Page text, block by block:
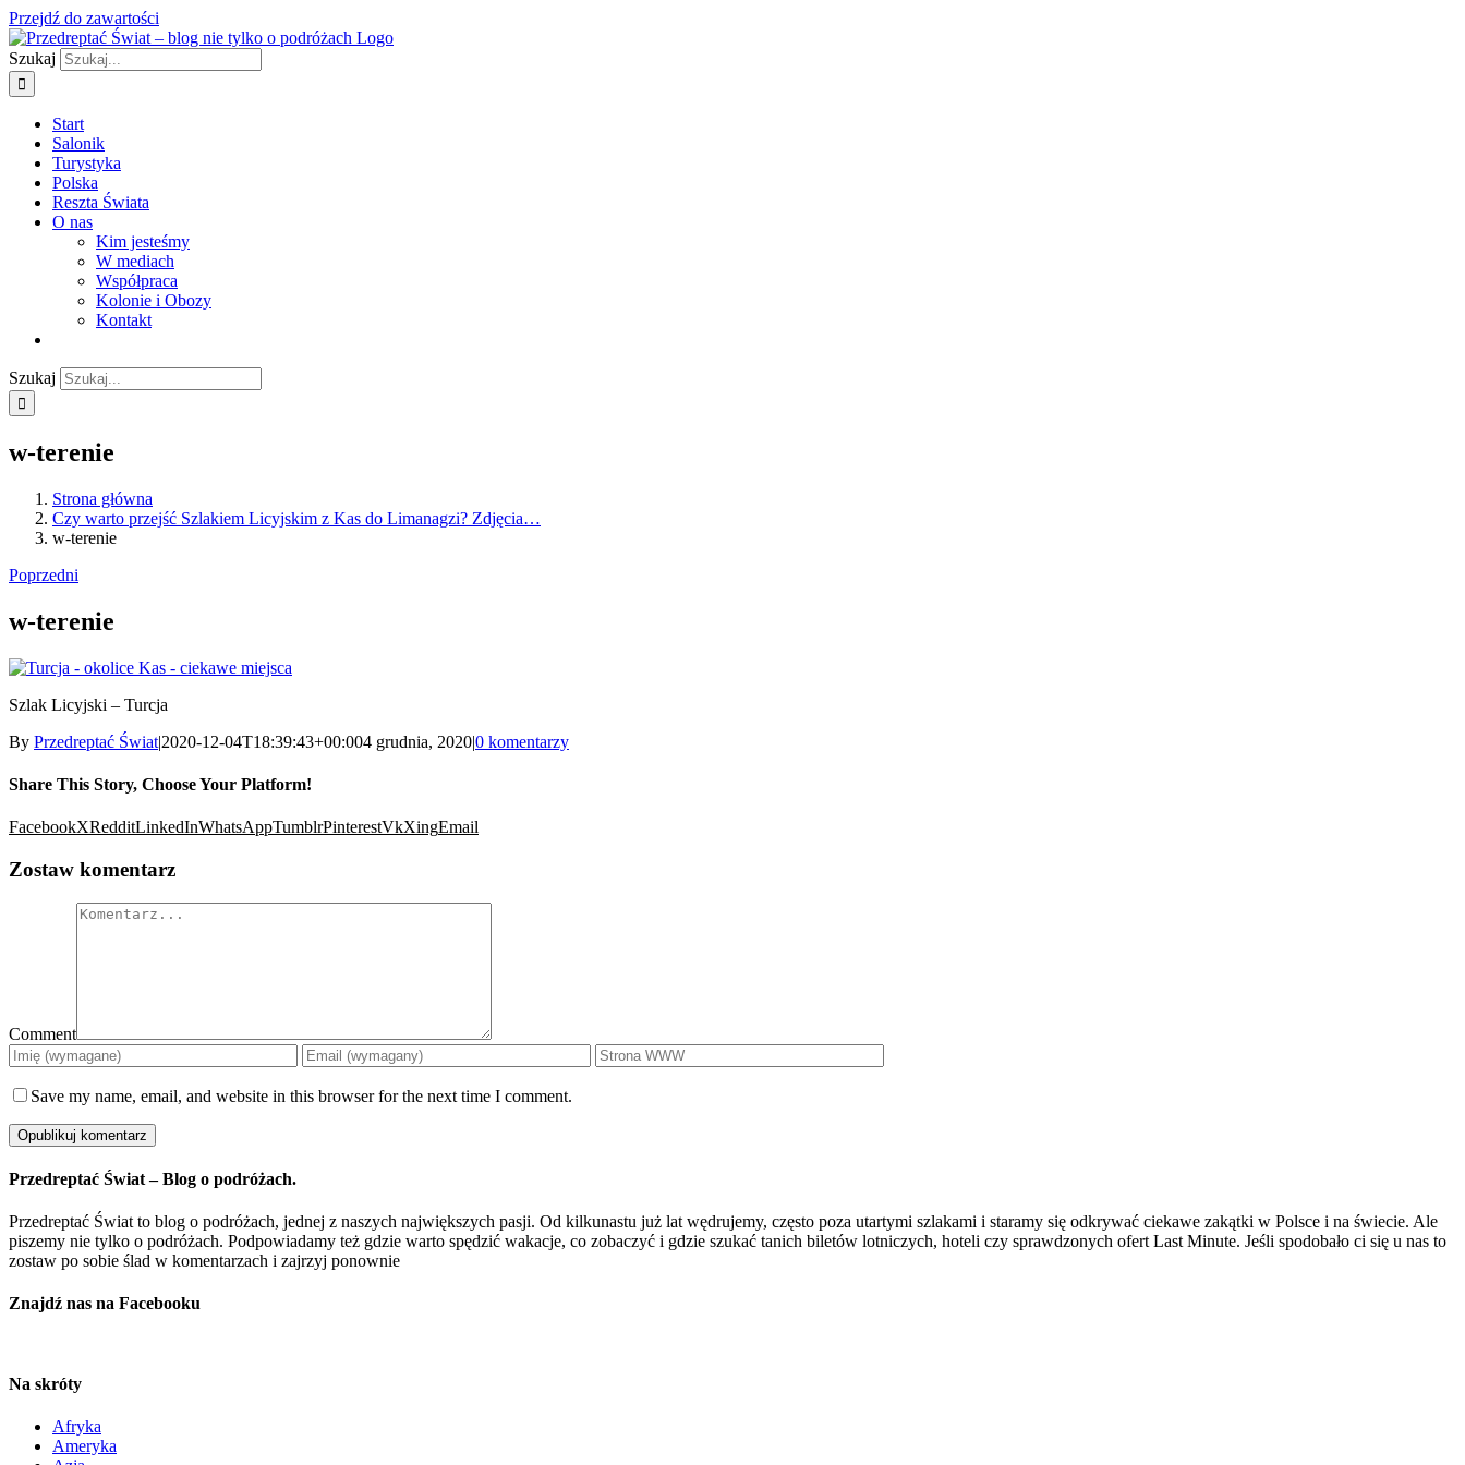
Przejdź do zawartości
Szukaj
Start
Salonik
Turystyka
Polska
Reszta Świata
O nas
Kim jesteśmy
W mediach
Współpraca
Kolonie i Obozy
Kontakt
Szukaj
w-terenie
Strona główna
Czy warto przejść Szlakiem Licyjskim z Kas do Limanagzi? Zdjęcia…
w-terenie
Poprzedni
w-terenie
Szlak Licyjski – Turcja
By Przedreptać Świat|2020-12-04T18:39:43+00:004 grudnia, 2020|0 komentarzy
Share This Story, Choose Your Platform!
FacebookXRedditLinkedInWhatsAppTumblrPinterestVkXingEmail
Zostaw komentarz
Comment
Save my name, email, and website in this browser for the next time I comment.
Przedreptać Świat – Blog o podróżach.
Przedreptać Świat to blog o podróżach, jednej z naszych największych pasji. Od kilkunastu już lat wędrujemy, często poza utartymi szlakami i staramy się odkrywać ciekawe zakątki w Polsce i na świecie. Ale
piszemy nie tylko o podróżach. Podpowiadamy też gdzie warto spędzić wakacje, co zobaczyć i gdzie szukać tanich biletów lotniczych, hoteli czy sprawdzonych ofert Last Minute. Jeśli spodobało ci się u nas to
zostaw po sobie ślad w komentarzach i zajrzyj ponownie
Znajdź nas na Facebooku
Na skróty
Afryka
Ameryka